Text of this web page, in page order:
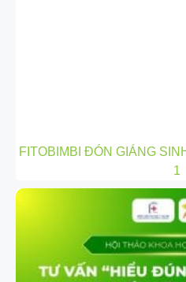
FITOBIMBI ĐÓN GIÁNG
1